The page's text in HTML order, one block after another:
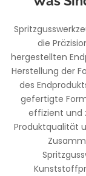
die
hergestellten
Herstellung der
des
gefertigte
effizient und
Produktqualität